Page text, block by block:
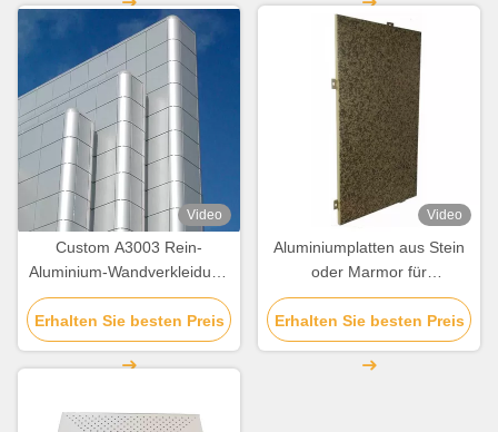
Video
Custom A3003 Rein-
Aluminium-Wandverkleidung
für Fassadendekoration
Erhalten Sie besten Preis
Video
Aluminiumplatten aus Stein
oder Marmor für
Wandbeschichtung und
Dekoration
Erhalten Sie besten Preis